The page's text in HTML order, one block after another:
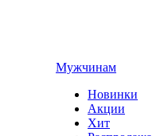
Мужчинам
Новинки
Акции
Хит